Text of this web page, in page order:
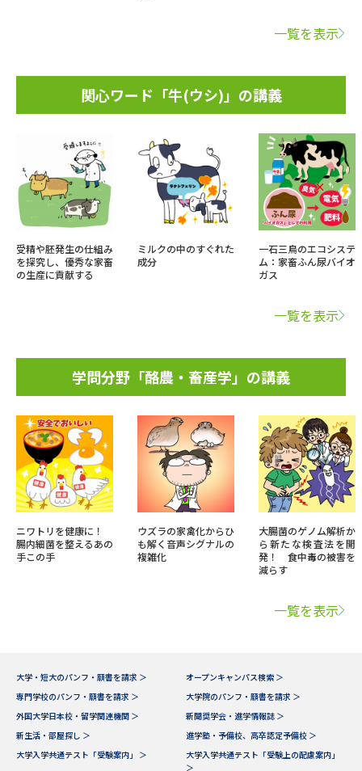
一覧を表示
関心ワード「牛(ウシ)」の講義
受精や胚発生の仕組み
を探究し、優秀な家畜
の生産に貢献する
ミルクの中のすぐれた
成分
一石三鳥のエコシステ
ム：家畜ふん尿バイオ
ガス
一覧を表示
学問分野「酪農・畜産学」の講義
ニワトリを健康に！
腸内細菌を整えるあの
手この手
ウズラの家禽化からひ
も解く音声シグナルの
複雑化
大腸菌のゲノム解析か
ら新たな検査法を開
発！ 食中毒の被害を
減らす
一覧を表示
大学・短大のパンフ・願書を請求 ＞
オープンキャンパス検索 ＞
専門学校のパンフ・願書を請求 ＞
大学院のパンフ・願書を請求 ＞
外国大学日本校・留学関連機関 ＞
新聞奨学会・進学情報誌 ＞
新生活・部屋探し ＞
進学塾・予備校、高卒認定予備校 ＞
大学入学共通テスト「受験案内」 ＞
大学入学共通テスト「受験上の配慮案内」
＞